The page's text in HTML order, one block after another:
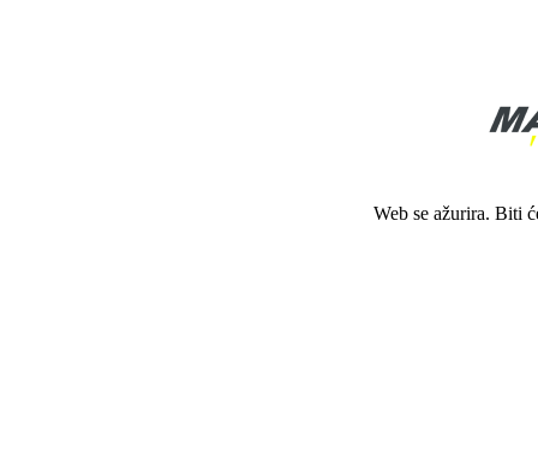
Web se ažurira. Biti